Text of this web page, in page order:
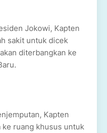
Jokowi, Kapten
sakit untuk dicek
diterbangkan ke
Kapten
ruang khusus untuk